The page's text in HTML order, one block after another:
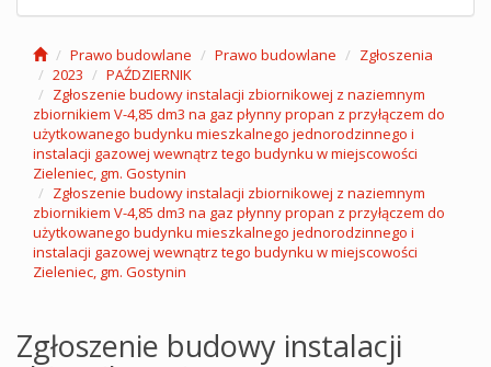
Prawo budowlane Prawo budowlane
Zgłoszenia
2023
PAŹDZIERNIK
Zgłoszenie budowy instalacji zbiornikowej z naziemnym
zbiornikiem V-4,85 dm3 na gaz płynny propan z przyłączem do
użytkowanego budynku mieszkalnego jednorodzinnego i
instalacji gazowej wewnątrz tego budynku w miejscowości
Zieleniec, gm. Gostynin
Zgłoszenie budowy instalacji zbiornikowej z naziemnym
zbiornikiem V-4,85 dm3 na gaz płynny propan z przyłączem do
użytkowanego budynku mieszkalnego jednorodzinnego i
instalacji gazowej wewnątrz tego budynku w miejscowości
Zieleniec, gm. Gostynin
Zgłoszenie budowy instalacji